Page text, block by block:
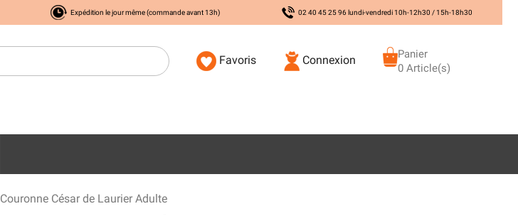
Expédition le jour même (commande avant 13h) 02 40 45 25 96 lundi-vendredi 10h-12h30 / 15h-18h30
Favoris Connexion
Panier
0 Article(s)
Couronne César de Laurier Adulte